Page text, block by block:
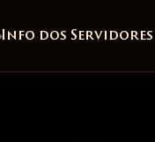
Info dos Servidores